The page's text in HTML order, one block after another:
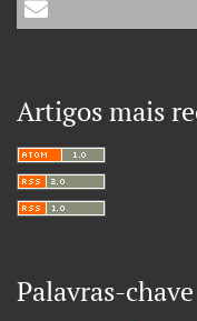
Artigos mais
Palavras-chave